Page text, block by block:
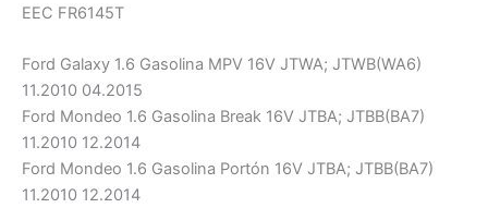
EEC FR6145T
Ford Galaxy 1.6 Gasolina MPV 16V JTWA; JTWB(WA6)
11.2010 04.2015
Ford Mondeo 1.6 Gasolina Break 16V JTBA; JTBB(BA7)
11.2010 12.2014
Ford Mondeo 1.6 Gasolina Portón 16V JTBA; JTBB(BA7)
11.2010 12.2014